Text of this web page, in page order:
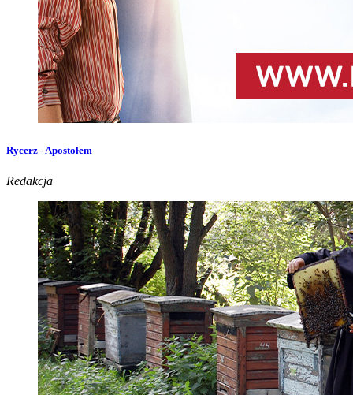
Rycerz - Apostołem
Redakcja